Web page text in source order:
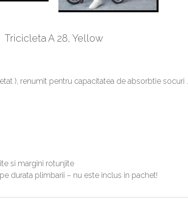
Tricicleta A 28, Yellow
), renumit pentru capacitatea de absorbtie socuri .
si margini rotunjite
durata plimbarii – nu este inclus in pachet!